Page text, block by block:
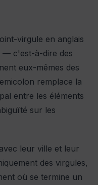
virgule en anglais
— c'est-à-dire des
eux-mêmes des
remplace la
entre les éléments
sur les
leur ville et leur
des virgules,
où se termine un